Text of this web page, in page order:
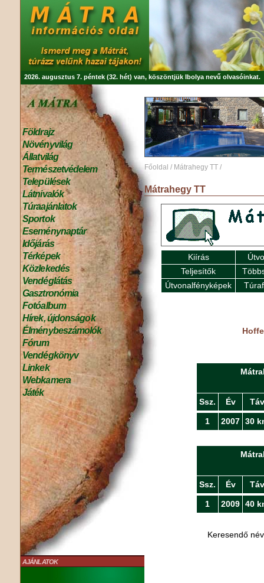
2026. augusztus 7. péntek (32. hét) van, köszöntjük Ibolya nevű olvasóinkat.
Földrajz
Növényvilág
Állatvilág
Természetvédelem
Települések
Látnivalók
Túraajánlatok
Sportok
Eseménynaptár
Időjárás
Térképek
Közlekedés
Vendéglátás
Gasztronómia
Fotóalbum
Hírek, újdonságok
Élménybeszámolók
Fórum
Vendégkönyv
Linkek
Webkamera
Játék
AJÁNLATOK
Főoldal / Mátrahegy TT /
Mátrahegy TT
Kiírás
Teljesítők
Útvonalfényképek
Ssz. Év Táv
1 2007 30
Ssz. Év Táv
1 2009 40
Keresendő